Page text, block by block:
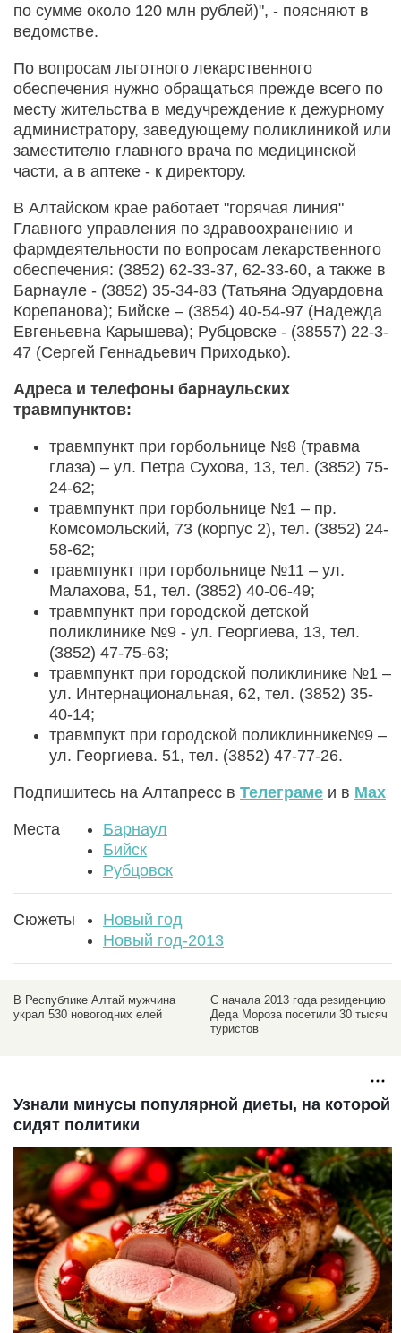
по сумме около 120 млн рублей)", - поясняют в
ведомстве.
По вопросам льготного лекарственного
обеспечения нужно обращаться прежде всего по
месту жительства в медучреждение к дежурному
администратору, заведующему поликлиникой или
заместителю главного врача по медицинской
части, а в аптеке - к директору.
В Алтайском крае работает "горячая линия"
Главного управления по здравоохранению и
фармдеятельности по вопросам лекарственного
обеспечения: (3852) 62-33-37, 62-33-60, а также в
Барнауле - (3852) 35-34-83 (Татьяна Эдуардовна
Корепанова); Бийске – (3854) 40-54-97 (Надежда
Евгеньевна Карышева); Рубцовске - (38557) 22-3-
47 (Сергей Геннадьевич Приходько).
Адреса и телефоны барнаульских
травмпунктов:
травмпункт при горбольнице №8 (травма
глаза) – ул. Петра Сухова, 13, тел. (3852) 75-
24-62;
травмпункт при горбольнице №1 – пр.
Комсомольский, 73 (корпус 2), тел. (3852) 24-
58-62;
травмпункт при горбольнице №11 – ул.
Малахова, 51, тел. (3852) 40-06-49;
травмпункт при городской детской
поликлинике №9 - ул. Георгиева, 13, тел.
(3852) 47-75-63;
травмпункт при городской поликлинике №1 –
ул. Интернациональная, 62, тел. (3852) 35-
40-14;
травмпукт при городской поликлиннике№9 –
ул. Георгиева. 51, тел. (3852) 47-77-26.
Подпишитесь на Алтапресс в Телеграме и в Max
Места
Барнаул
Бийск
Рубцовск
Сюжеты
Новый год
Новый год-2013
C начала 2013 года резиденцию
Деда Мороза посетили 30 тысяч
При сносе снежного городка на
площади Свободы пострадали
ледяные фигуры
Узнали минусы популярной диеты, на которой
сидят политики